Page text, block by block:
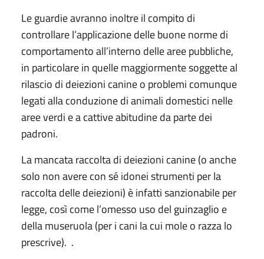
Le guardie avranno inoltre il compito di
controllare l’applicazione delle buone norme di
comportamento all’interno delle aree pubbliche,
in particolare in quelle maggiormente soggette al
rilascio di deiezioni canine o problemi comunque
legati alla conduzione di animali domestici nelle
aree verdi e a cattive abitudine da parte dei
padroni.
La mancata raccolta di deiezioni canine (o anche
solo non avere con sé idonei strumenti per la
raccolta delle deiezioni) è infatti sanzionabile per
legge, così come l’omesso uso del guinzaglio e
della museruola (per i cani la cui mole o razza lo
prescrive). .